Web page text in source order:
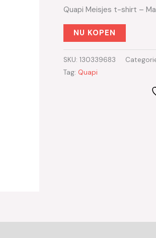
Quapi Meisjes t-shirt –
NU KOPEN
SKU: 130339683
Tag: Quapi